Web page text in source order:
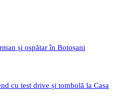
și ospătar în Botoșani
cu test drive și tombolă la Casa